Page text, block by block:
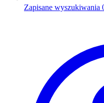
Zapisane wyszukiwania